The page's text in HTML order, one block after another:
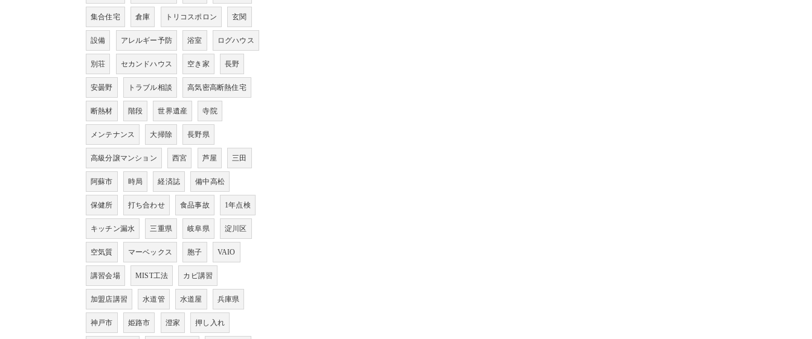
集合住宅 倉庫 トリコスポロン 玄関
設備 アレルギー予防 浴室 ログハウス
別荘 セカンドハウス 空き家 長野
安曇野 トラブル相談 高気密高断熱住宅
断熱材 階段 世界遺産 寺院
メンテナンス 大掃除 長野県
高級分譲マンション 西宮 芦屋 三田
阿蘇市 時局 経済誌 備中高松
保健所 打ち合わせ 食品事故 1年点検
キッチン漏水 三重県 岐阜県 淀川区
空気質 マーベックス 胞子 VAIO
講習会場 MIST工法 カビ講習
加盟店講習 水道管 水道屋 兵庫県
神戸市 姫路市 澄家 押し入れ